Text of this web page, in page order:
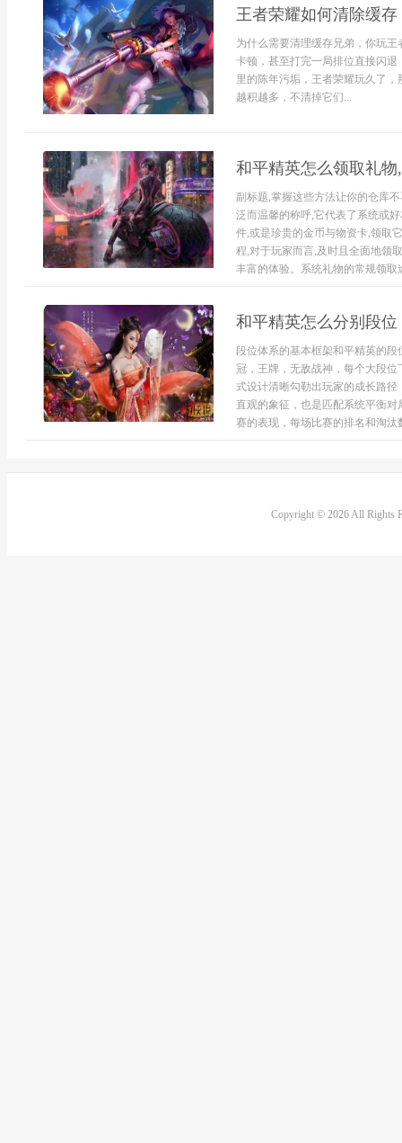
王者荣耀如何清除缓
为什么需要清理缓存兄弟，你玩
卡顿，甚至打完一局排位直接闪
里的陈年污垢，王者荣耀玩久了
越积越多，不清掉它们...
和平精英怎么领取礼
副标题,掌握这些方法让你的仓库
泛而温馨的称呼,它代表了系统或
件,或是珍贵的金币与物资卡,领取
程,对于玩家而言,及时且全面地领
丰富的体验。系统礼物的常规领取
和平精英怎么分别段
段位体系的基本框架和平精英的
冠，王牌，无敌战神，每个大段
式设计清晰勾勒出玩家的成长路
直观的象征，也是匹配系统平衡
赛的表现，每场比赛的排名和淘汰
Copyright © 2026 All Rights